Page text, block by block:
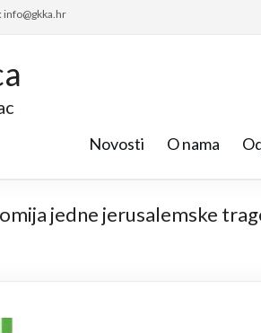
info@gkka.hr
Novosti O nama
jedne jerusalemske